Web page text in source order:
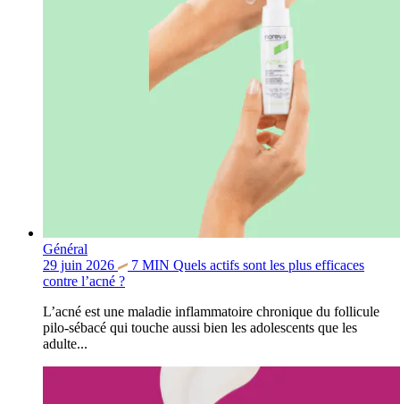
Général
29 juin 2026
7 MIN Quels actifs sont les plus efficaces
contre l’acné ?
L’acné est une maladie inflammatoire chronique du follicule
pilo-sébacé qui touche aussi bien les adolescents que les
adulte...